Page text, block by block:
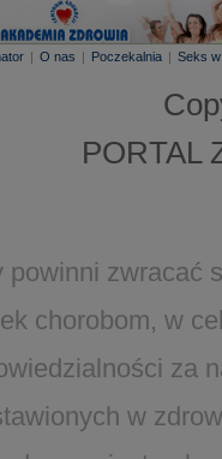
| O nas | Poczekalnia | Seks
PORTAL
powinni zwracać
chorobom, w
za
w